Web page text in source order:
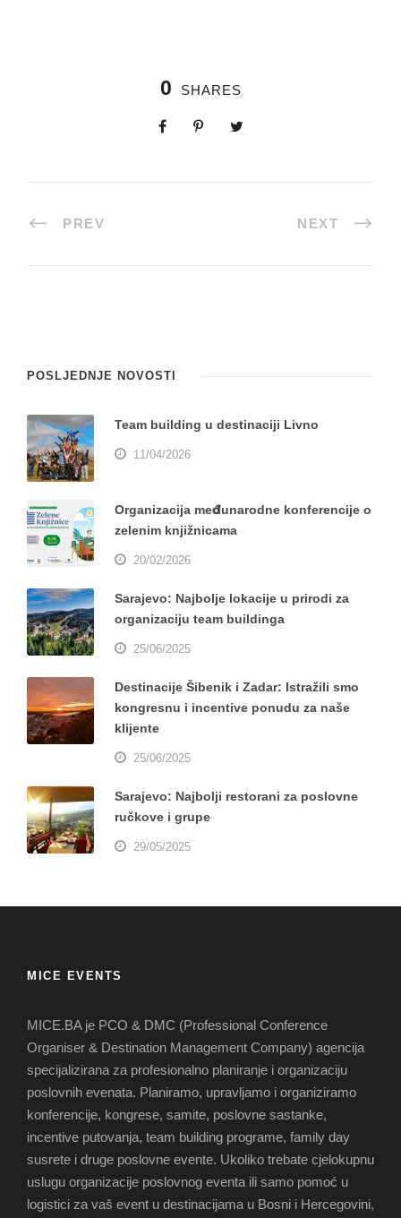
0 SHARES
PREV NEXT
POSLJEDNJE NOVOSTI
Team building u destinaciji Livno
11/04/2026
Organizacija međunarodne konferencije o
zelenim knjižnicama
20/02/2026
Sarajevo: Najbolje lokacije u prirodi za
organizaciju team buildinga
25/06/2025
Destinacije Šibenik i Zadar: Istražili smo
kongresnu i incentive ponudu za naše
klijente
25/06/2025
Sarajevo: Najbolji restorani za poslovne
ručkove i grupe
29/05/2025
MICE EVENTS
MICE.BA je PCO & DMC (Professional Conference
Organiser & Destination Management Company) agencija
specijalizirana za profesionalno planiranje i organizaciju
poslovnih evenata. Planiramo, upravljamo i organiziramo
konferencije, kongrese, samite, poslovne sastanke,
incentive putovanja, team building programe, family day
susrete i druge poslovne evente. Ukoliko trebate cjelokupnu
uslugu organizacije poslovnog eventa ili samo pomoć u
logistici za vaš event u destinacijama u Bosni i Hercegovini,